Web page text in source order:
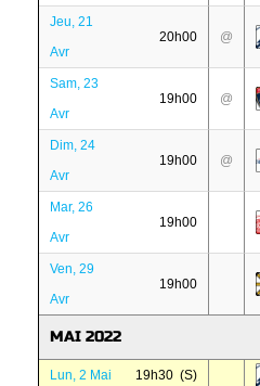
Jeu, 21
Avr
20h00 @
Sam, 23
Avr
19h00 @
Dim, 24
Avr
19h00 @
Mar, 26
Avr
19h00
Ven, 29
Avr
19h00
MAI 2022
Lun, 2 Mai 19h30 (S)